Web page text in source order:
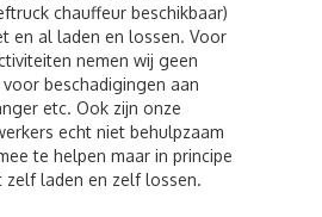
chauffeur beschikbaar)
en al laden en lossen. Voor
nemen wij geen
beschadigingen aan
etc. Ook zijn onze
echt niet behulpzaam
te helpen maar in principe
zelf laden en zelf lossen.